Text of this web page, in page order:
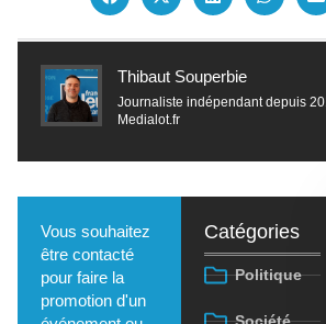
Thibaut Souperbie
Journaliste indépendant depuis
Medialot.fr
Vous souhaitez
être contacté
pour faire la
promotion d'un
Catégories
Politique